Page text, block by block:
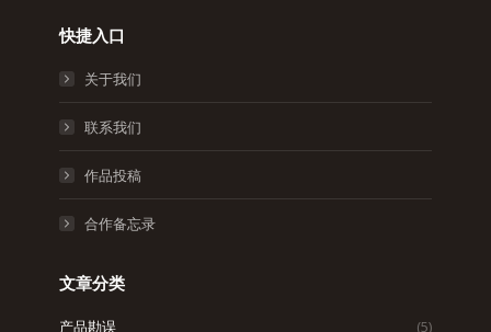
快捷入口
关于我们
联系我们
作品投稿
合作备忘录
文章分类
产品勘误
(5)